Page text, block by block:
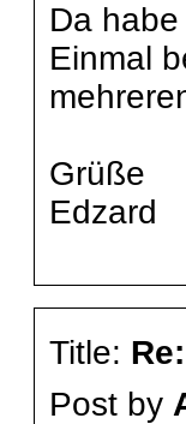
Da
Einmal
Grüße
Edzard
Title:
Post by